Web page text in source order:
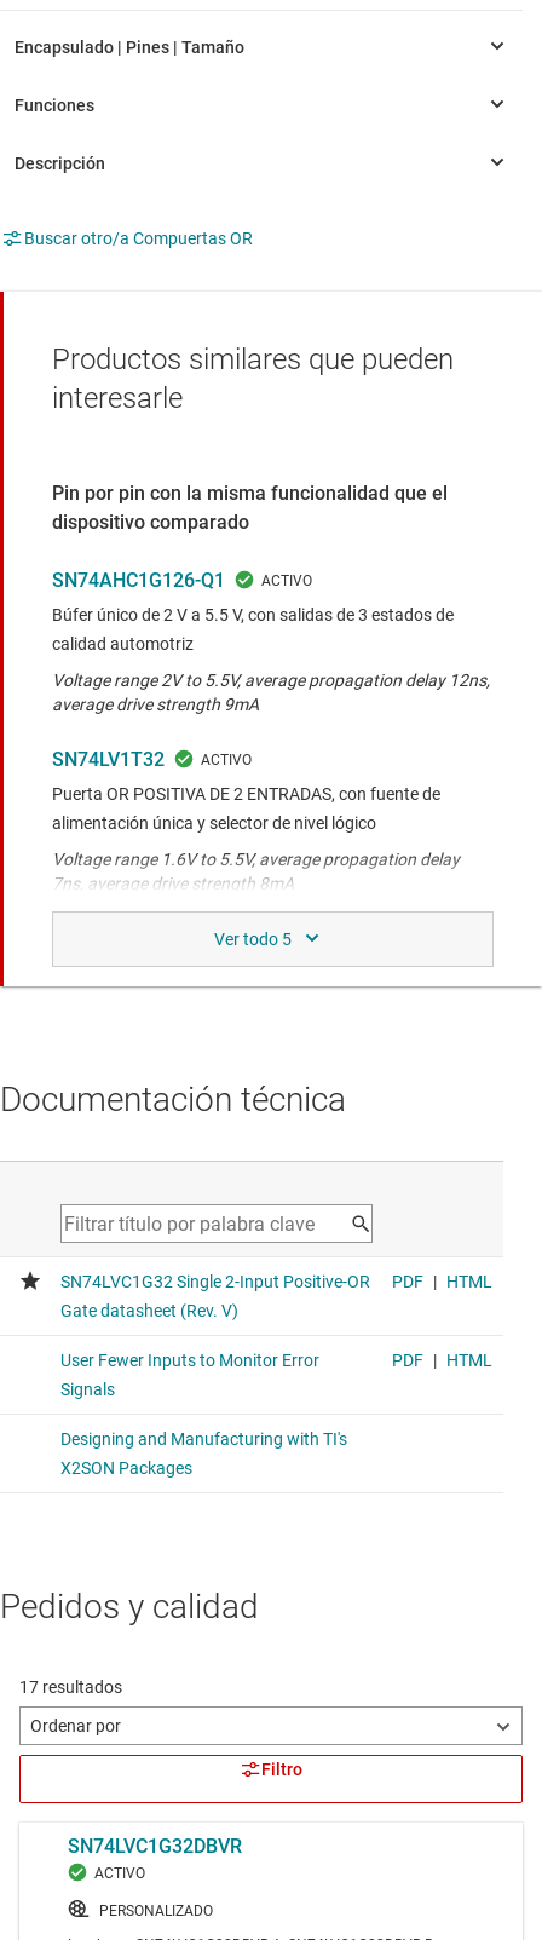
Buscar otro/a Compuertas OR
Productos similares que pueden
interesarle
Pin por pin con la misma funcionalidad que el
dispositivo comparado
SN74AHC1G126-Q1
Búfer único de 2 V a 5.5 V, con salidas de 3 estados de
calidad automotriz
Voltage range 2V to 5.5V, average propagation delay 12ns,
average drive strength 9mA
SN74LV1T32
Puerta OR POSITIVA DE 2 ENTRADAS, con fuente de
alimentación única y selector de nivel lógico
Voltage range 1.6V to 5.5V, average propagation delay
7ns, average drive strength 8mA
SN74AHC1G125-Q1
Automotriz, búfer no inversor de 1 canal de 2.0 V a 5.5 V
CD74AC32
Compuerta OR de 4 canales y 2 entradas de 1.5 V a 5.5 V y
24 mA de potencia de accionamiento
average drive strength 24mA
Compuerta OR de 4 canal y 2 entradas de 2 V a 5.5 V de
alta velocidad (9 ns)
Documentación técnica
Pedidos y calidad